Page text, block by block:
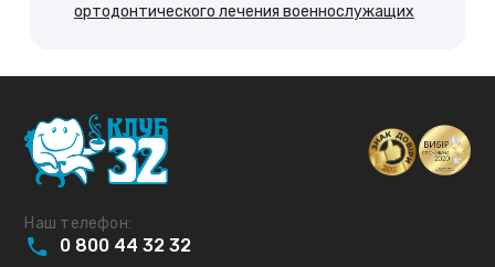
ортодонтического лечения военнослужащих
Наш телефон:
0 800 44 32 32